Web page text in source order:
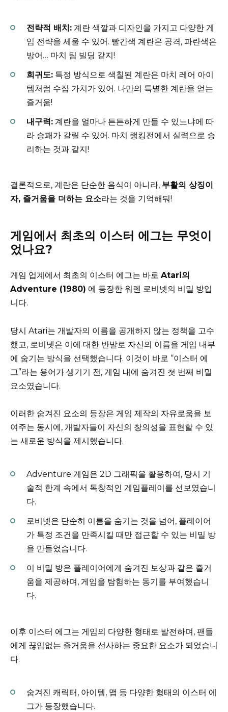
전략적 배치: 계란 색깔과 디자인을 가지고 다양한 게
임 전략을 세울 수 있어. 빨간색 계란은 공격, 파란색은
방어… 마치 팀 빌딩 같지!
희귀도: 특정 방식으로 색칠된 계란은 마치 레어 아이
템처럼 수집 가치가 있어. 나만의 특별한 계란을 얻는
즐거움!
내구력: 계란을 얼마나 튼튼하게 만들 수 있느냐에 따
라 승패가 갈릴 수 있어. 마치 랭킹전에서 실력으로 승
리하는 것과 같지!
결론적으로, 계란은 단순한 음식이 아니라, 부활의 상징이
자, 즐거움을 더하는 요소라는 것을 기억해둬!
게임에서 최초의 이스터 에그는 무엇이
었나요?
게임 업계에서 최초의 이스터 에그는 바로 Atari의
Adventure (1980) 에 등장한 워렌 로비넷의 비밀 방입
니다.
당시 Atari는 개발자의 이름을 공개하지 않는 정책을 고수
했고, 로비넷은 이에 대한 반발로 자신의 이름을 게임 내부
에 숨기는 방식을 선택했습니다. 이것이 바로 “이스터 에
그”라는 용어가 생기기 전, 게임 내에 숨겨진 첫 번째 비밀
요소였습니다.
이러한 숨겨진 요소의 등장은 게임 제작의 자유로움을 보
여주는 동시에, 개발자들이 자신의 창의성을 표현할 수 있
는 새로운 방식을 제시했습니다.
Adventure 게임은 2D 그래픽을 활용하여, 당시 기
술적 한계 속에서 독창적인 게임플레이를 선보였습니
다.
로비넷은 단순히 이름을 숨기는 것을 넘어, 플레이어
가 특정 조건을 만족시킬 때만 접근할 수 있는 비밀 방
을 만들었습니다.
이 비밀 방은 플레이어에게 숨겨진 보상과 같은 즐거
움을 제공하며, 게임을 탐험하는 동기를 부여했습니
다.
이후 이스터 에그는 게임의 다양한 형태로 발전하며, 팬들
에게 끊임없는 즐거움을 선사하는 중요한 요소가 되었습니
다.
숨겨진 캐릭터, 아이템, 맵 등 다양한 형태의 이스터 에
그가 등장했습니다.